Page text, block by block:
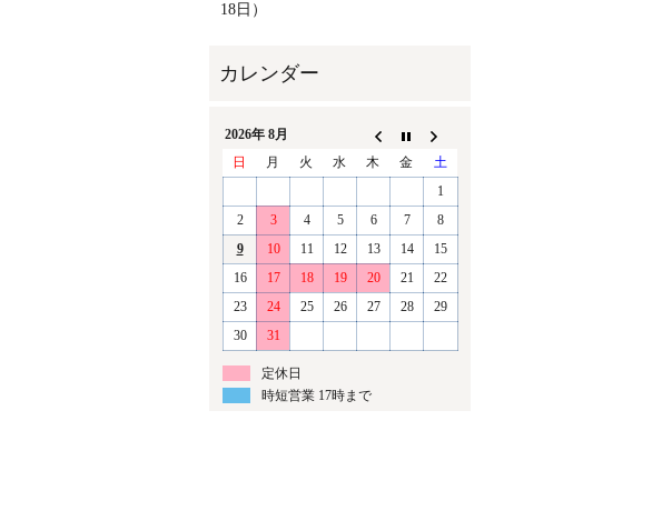
18日）
2026年 8月
日
月 火 水 木 金
土
1
2
3 4 5 6 7
8
9
10 11 12 13 14
15
16
17 18 19 20 21
22
23
24 25 26 27 28
29
30
31
定休日
時短営業 17時まで